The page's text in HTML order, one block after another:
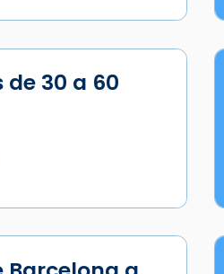
30 a 60